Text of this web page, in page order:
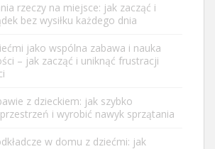
rzeczy na miejsce: jak zacząć i
bez wysiłku każdego dnia
jako wspólna zabawa i nauka
– jak zacząć i uniknąć frustracji
z dzieckiem: jak szybko
i wyrobić nawyk sprzątania
w domu z dziećmi: jak